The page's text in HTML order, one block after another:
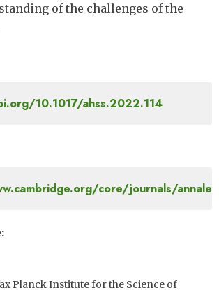
of the challenges of the
10.1017/ahss.2022.114
core/journals/
Planck Institute for the Science of